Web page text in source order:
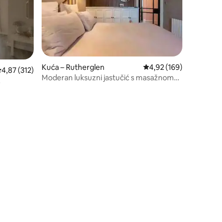
ocjena: 4,87/5, recenzija: 312
4,87 (312)
Kuća – Rutherglen Prosječna ocjena:
4,92 (169)
Moderan luksuzni jastučić s masažnom